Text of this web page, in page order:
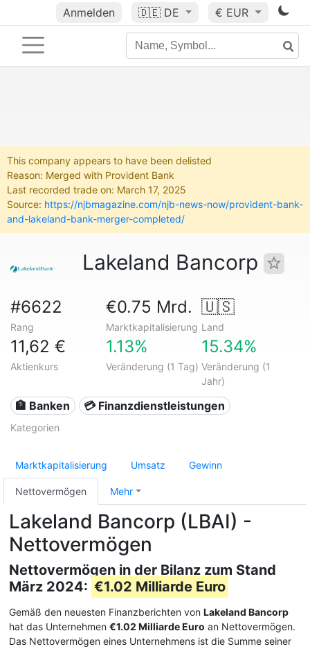
Anmelden 🇩🇪 DE € EUR
This company appears to have been delisted
Reason: Merged with Provident Bank
Last recorded trade on: March 17, 2025
Source: https://njbmagazine.com/njb-news-now/provident-bank-
and-lakeland-bank-merger-completed/
Lakeland Bancorp
#6622
Rang
€0.75 Mrd.
Marktkapitalisierung
🇺🇸
Land
11,62 €
Aktienkurs
1.13%
Veränderung (1 Tag)
15.34%
Veränderung (1
Jahr)
🏦 Banken 💳 Finanzdienstleistungen
Kategorien
Marktkapitalisierung Umsatz Gewinn
Nettovermögen Mehr
Lakeland Bancorp (LBAI) -
Nettovermögen
Nettovermögen in der Bilanz zum Stand
März 2024: €1.02 Milliarde Euro
Gemäß den neuesten Finanzberichten von Lakeland Bancorp
hat das Unternehmen €1.02 Milliarde Euro an Nettovermögen.
Das Nettovermögen eines Unternehmens ist die Summe seiner